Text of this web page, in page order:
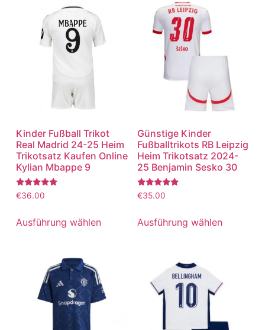
Kinder Fußball Trikot
Real Madrid 24-25 Heim
Trikotsatz Kaufen Online
Kylian Mbappe 9
Bewertet
mit
von 5
€36.00
Ausführung wählen
Günstige Kinder
Fußballtrikots RB Leipzig
Heim Trikotsatz 2024-
25 Benjamin Sesko 30
Bewertet
mit
von 5
€35.00
Ausführung wählen